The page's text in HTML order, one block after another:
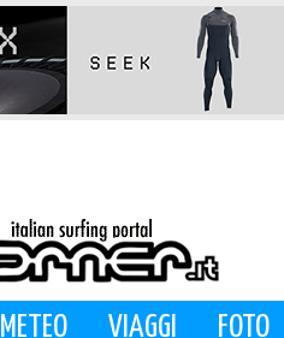
METEO VIAGGI FOTO